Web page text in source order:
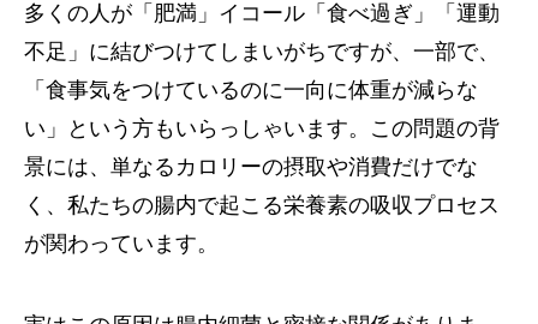
多くの人が「肥満」イコール「食べ過ぎ」「運動
不足」に結びつけてしまいがちですが、一部で、
「食事気をつけているのに一向に体重が減らな
い」という方もいらっしゃいます。この問題の背
景には、単なるカロリーの摂取や消費だけでな
く、私たちの腸内で起こる栄養素の吸収プロセス
が関わっています。